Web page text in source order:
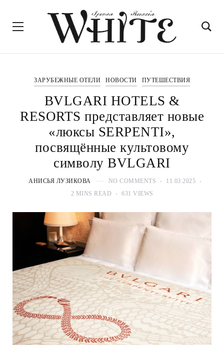
ЗАРУБЕЖНЫЕ ОТЕЛИ НОВОСТИ ПУТЕШЕСТВИЯ
BVLGARI HOTELS &
RESORTS представляет новые
«люксы SERPENTI»,
посвящённые культовому
символу BVLGARI
АНИСЬЯ ЛУЗИКОВА NO COMMENTS
11.03.2025
2 MINS READ
631 VIEWS